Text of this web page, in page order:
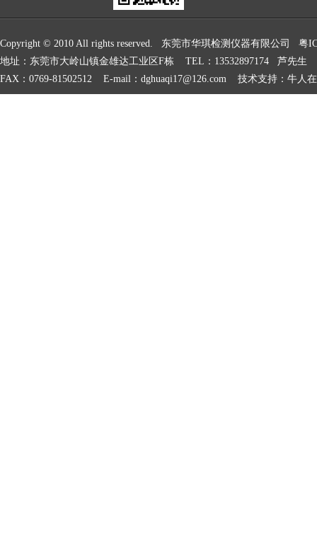
Copyright © 2010 All rights reserved. 东莞市华琪检测仪器有限公司 粤
地址：东莞市大岭山镇金雄达工业区F栋 TEL：13532897174 芦先生
FAX：0769-81502512 E-mail：dghuaqi17@126.com 技术支持：牛人